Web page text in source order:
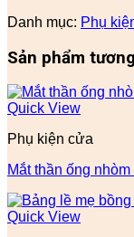
Danh mục: Phụ
Sản phẩm
Quick View
Phụ kiện cửa
Mắt thần ống
Quick View